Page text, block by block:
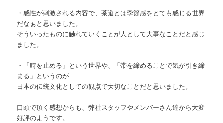
・感性が刺激される内容で、茶道とは季節感をとても感じる世界
だなぁと思いました。
そういったものに触れていくことが人として大事なことだと感じ
ました。
・「時を止める」という世界や、「帯を締めることで気が引き締
まる」というのが
日本の伝統文化としての観点で大切なことだと思いました。
口頭で頂く感想からも、弊社スタッフやメンバーさん達から大変
好評のようです。